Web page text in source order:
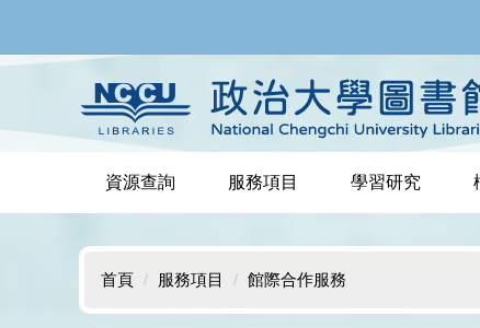
主
容
資源查詢 服務項目 學習研究
首頁 服務項目 館際合作服務